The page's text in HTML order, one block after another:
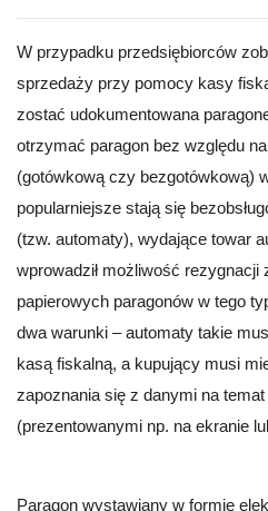
W przypadku przedsiębiorców
sprzedaży przy pomocy kasy
zostać udokumentowana
otrzymać paragon bez względu
(gotówkową czy bezgotówkową)
popularniejsze stają się
(tzw. automaty), wydające towar
wprowadził możliwość rezygnacji
papierowych paragonów w tego
dwa warunki – automaty takie
kasą fiskalną, a kupujący musi
zapoznania się z danymi na
(prezentowanymi np. na ekranie
Paragon wystawiany w formie